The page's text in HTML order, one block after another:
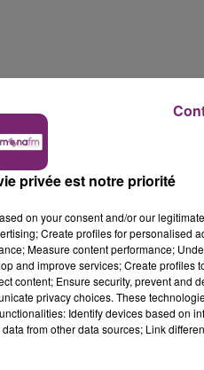
privée est notre priorité
on your consent and/or our
Create profiles for personalised
Measure content performance;
and improve services; Create profiles
content; Ensure security, prevent and
privacy choices. These
Identify devices based on
from other data sources; Link